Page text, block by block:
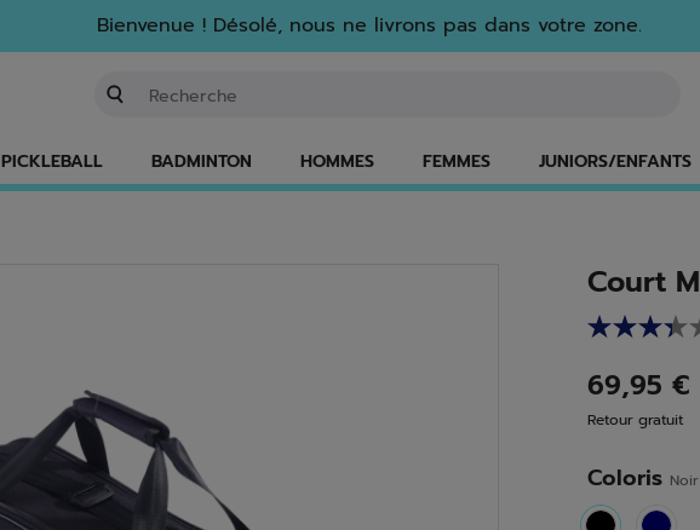
Bienvenue ! Désolé, nous ne livrons pas dans votre zone.
PICKLEBALL BADMINTON HOMMES FEMMES JUNIORS/ENFANTS
Court M
69,95 €
Retour gratuit
Coloris Noir